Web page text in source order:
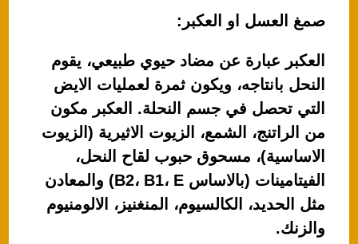
صمغ العسل او العكبر:
العكبر عبارة عن مضاد حيوي طبيعي، يقوم
النحل بانتاجه، ويكون ثمرة لعمليات الايض
التي تحصل في جسم النحلة. العكبر مكون
من الراتنج، الشمع، الزيوت الاثيرية (الزيوت
الاساسية)، مسحوق حبوب لقاح النحل،
الفيتامينات (بالاساس B2، B1، E) والمعادن
مثل الحديد، الكالسيوم، المنغنيز، الالومنيوم
والزنك.